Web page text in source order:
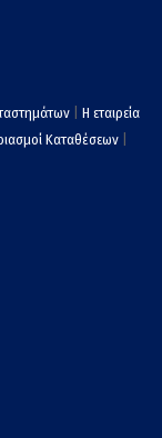
Η εταιρεία
Καταθέσεων